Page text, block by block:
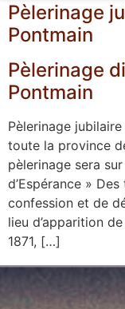
Pèlerinage
Pontmain
Pèlerinage
Pontmain
Pèlerinage
toute la province
pèlerinage sera
d’Espérance »
confession et de
lieu d’apparition
1871, […]